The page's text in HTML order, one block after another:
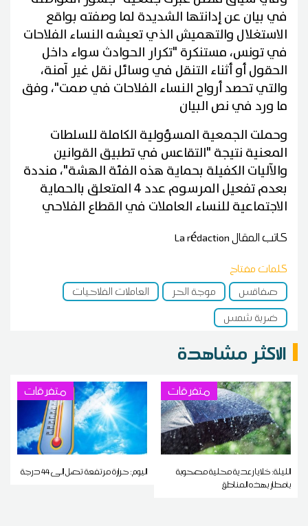
في بيان عن إدانتها الشديدة لما وصفته بواقع
الاستغلال والتهميش الذي تعيشه النساء الفلاحات
في تونس، مستنكرة "تكرار الحوادث سواء داخل
الحقول أو أثناء التنقل في وسائل نقل غير آمنة،
والتي تحصد أرواح النساء الفلاحات في صمت"، وفق
ما ورد في نص البيان
وحملت الجمعية المسؤولية الكاملة للسلطات
المعنية نتيجة "التقاعس في تطبيق القوانين
والآليات الكفيلة بحماية هذه الفئة الهشة"، منددة
بعدم تفعيل المرسوم عدد 4 المتعلق بالحماية
الاجتماعية للنساء العاملات في القطاع الفلاحي
كاتب المقالLa rédaction
كلمات مفتاح
صفاقس
موجة الحر
العاملات الفلاحيات
ضربة شمس
الاكثر مشاهدة
متفرقات
الليلة: خلايا رعدية محلية مصحوبة
بأمطار بهذه المناطق
متفرقات
اليوم: حرارة مرتفعة تصل إلى 44 درجة